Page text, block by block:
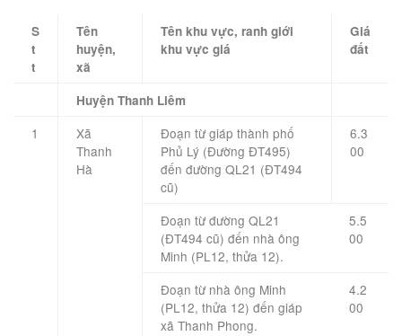
S
t
t
Tên
huyện,
xã
Tên khu vực, ranh giới
khu vực giá
Giá
đất
Huyện Thanh Liêm
1
Xã
Thanh
Hà
Đoạn từ giáp thành phố
Phủ Lý (Đường ĐT495)
đến đường QL21 (ĐT494
cũ)
6.3
00
Đoạn từ đường QL21
(ĐT494 cũ) đến nhà ông
Minh (PL12, thửa 12).
5.5
00
Đoạn từ nhà ông Minh
(PL12, thửa 12) đến giáp
xã Thanh Phong.
4.2
00